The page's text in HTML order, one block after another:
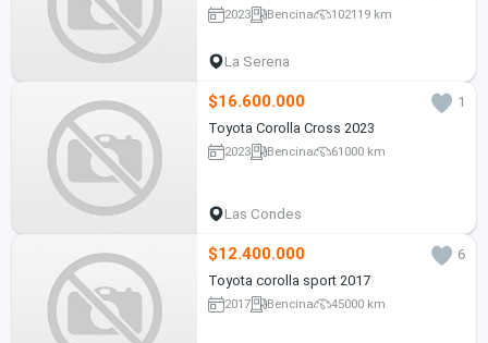
2023 Bencina 102119 km
La Serena
$16.600.000
1
Toyota Corolla Cross 2023
2023 Bencina 61000 km
Las Condes
$12.400.000
6
Toyota corolla sport 2017
2017 Bencina 45000 km